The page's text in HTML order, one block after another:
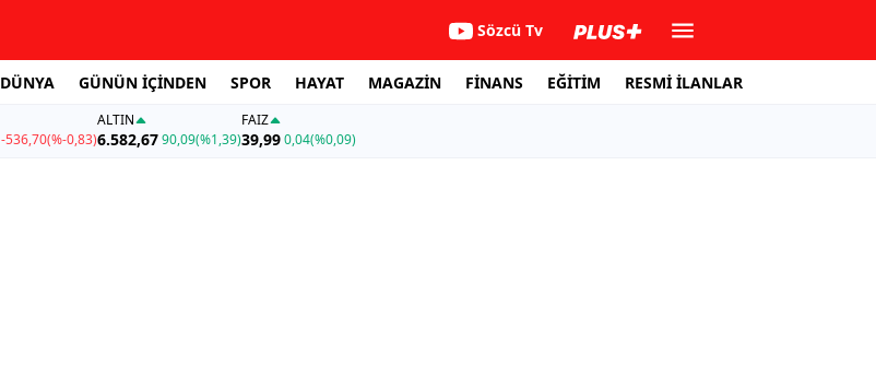
Sözcü Tv
DÜNYA GÜNÜN İÇİNDEN SPOR HAYAT MAGAZİN FİNANS EĞİTİM RESMİ İLANLAR
-536,70(%-0,83)
ALTIN
6.582,6790,09(%1,39)
FAİZ
39,990,04(%0,09)